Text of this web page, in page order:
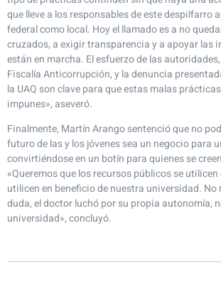
que lleve a los responsables de este despilfarro
federal como local. Hoy el llamado es a no
cruzados, a exigir transparencia y a apoyar las
están en marcha. El esfuerzo de las
Fiscalía Anticorrupción, y la denuncia
la UAQ son clave para que estas malas
impunes», aseveró.
Finalmente, Martín Arango sentenció que no
futuro de las y los jóvenes sea un negocio para
convirtiéndose en un botín para quienes se
«Queremos que los recursos públicos se
utilicen en beneficio de nuestra universidad. No
duda, el doctor luchó por su propia autonomía,
universidad», concluyó.